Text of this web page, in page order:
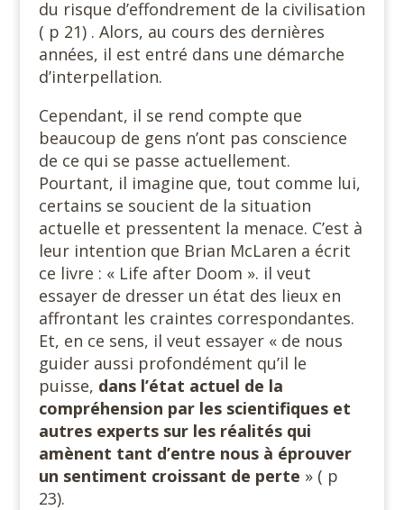
du risque d’effondrement de la civilisation
( p 21) . Alors, au cours des dernières
années, il est entré dans une démarche
d’interpellation.
Cependant, il se rend compte que
beaucoup de gens n’ont pas conscience
de ce qui se passe actuellement.
Pourtant, il imagine que, tout comme lui,
certains se soucient de la situation
actuelle et pressentent la menace. C’est à
leur intention que Brian McLaren a écrit
ce livre : « Life after Doom ». il veut
essayer de dresser un état des lieux en
affrontant les craintes correspondantes.
Et, en ce sens, il veut essayer « de nous
guider aussi profondément qu’il le
puisse, dans l’état actuel de la
compréhension par les scientifiques et
autres experts sur les réalités qui
amènent tant d’entre nous à éprouver
un sentiment croissant de perte » ( p
23).